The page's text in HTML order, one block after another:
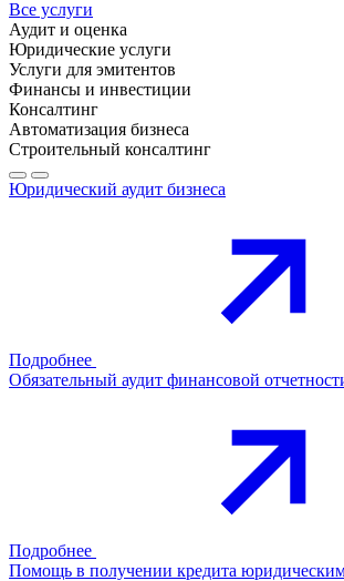
Все услуги
Аудит и оценка
Юридические услуги
Услуги для эмитентов
Финансы и инвестиции
Консалтинг
Автоматизация бизнеса
Строительный консалтинг
Юридический аудит бизнеса
Подробнее
Обязательный аудит финансовой
Подробнее
Помощь в получении кредита